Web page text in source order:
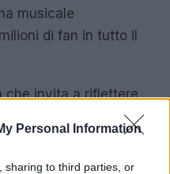
Personal Information
sharing to third parties, or
musicale
di fan in tutto il
che invita a riflettere
come ogni nota